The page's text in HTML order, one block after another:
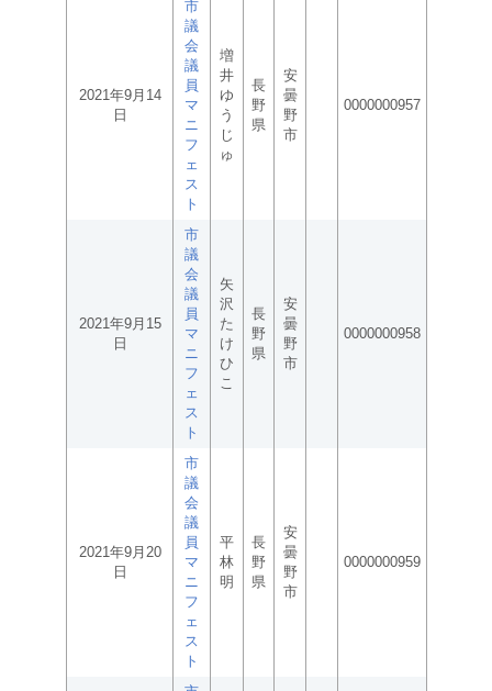
2021年9月14
日
市
議
会
議
員
マ
ニ
フ
ェ
ス
ト
増
井
ゆ
う
じ
ゅ
長
野
県
安
曇
野
市
0000000957
2021年9月15
日
市
議
会
議
員
マ
ニ
フ
ェ
ス
ト
矢
沢
た
け
ひ
こ
長
野
県
安
曇
野
市
0000000958
2021年9月20
日
市
議
会
議
員
マ
ニ
フ
ェ
ス
ト
平
林
明
長
野
県
安
曇
野
市
0000000959